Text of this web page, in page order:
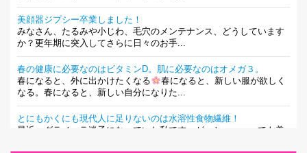
美顔器ジプシー卒業しました！
みなさん、たるみや小じわ、毛穴のメンテナンス、どうしています
か？更年期に突入してさらに日々のお手...
春の健康に必要なのはビタミンD。肌に必要なのはオメガ３。
春になると、外に出かけたくなる
春になると、新しい服が欲しく
なる。春になると、新しい自分になりた...
とにもかくにも現代人に足りないのは水溶性食物繊維！
最近、グラノーラ迷子になっていた私です。が、と〜〜〜っても美